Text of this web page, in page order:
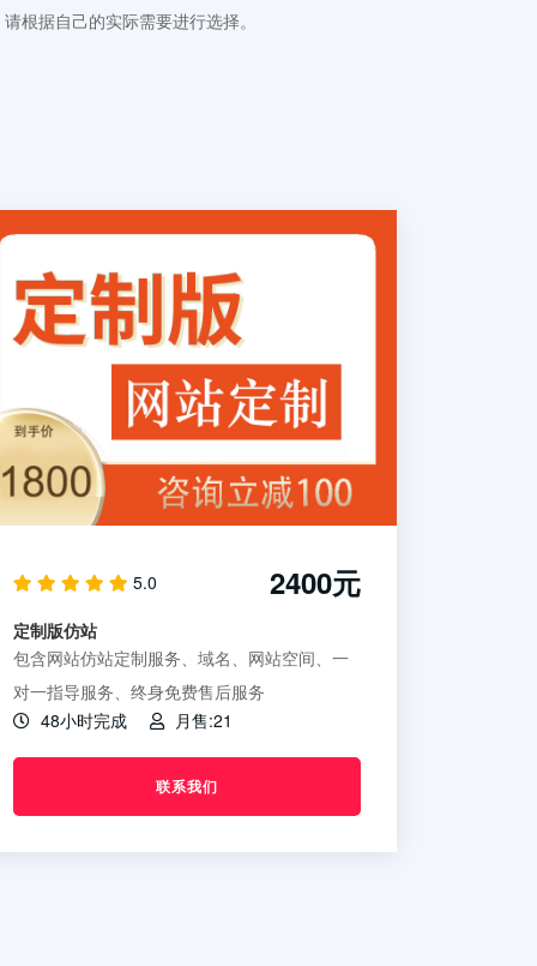
根据自己的实际需要进行选择。
5.0 2400元
定制版仿站
包含网站仿站定制服务、域名、网站空间、一
对一指导服务、终身免费售后服务
48小时完成
月售:21
联系我们